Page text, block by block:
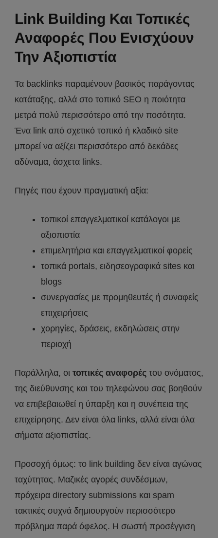
Link Building Και Τοπικές
Αναφορές Που Ενισχύουν
Την Αξιοπιστία
Τα backlinks παραμένουν βασικός παράγοντας
κατάταξης, αλλά στο τοπικό SEO η ποιότητα
μετρά πολύ περισσότερο από την ποσότητα.
Ένα link από σχετικό τοπικό ή κλαδικό site
μπορεί να αξίζει περισσότερο από δεκάδες
αδύναμα, άσχετα links.
Πηγές που έχουν πραγματική αξία:
τοπικοί επαγγελματικοί κατάλογοι με
αξιοπιστία
επιμελητήρια και επαγγελματικοί φορείς
τοπικά portals, ειδησεογραφικά sites και
blogs
συνεργασίες με προμηθευτές ή συναφείς
επιχειρήσεις
χορηγίες, δράσεις, εκδηλώσεις στην
περιοχή
Παράλληλα, οι τοπικές αναφορές του ονόματος,
της διεύθυνσης και του τηλεφώνου σας βοηθούν
να επιβεβαιωθεί η ύπαρξη και η συνέπεια της
επιχείρησης. Δεν είναι όλα links, αλλά είναι όλα
σήματα αξιοπιστίας.
Προσοχή όμως: το link building δεν είναι αγώνας
ταχύτητας. Μαζικές αγορές συνδέσμων,
πρόχειρα directory submissions και spam
τακτικές συχνά δημιουργούν περισσότερο
πρόβλημα παρά όφελος. Η σωστή προσέγγιση